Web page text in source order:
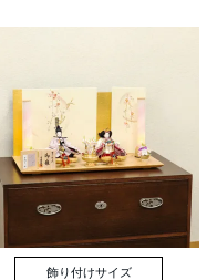
飾り付けサイズ